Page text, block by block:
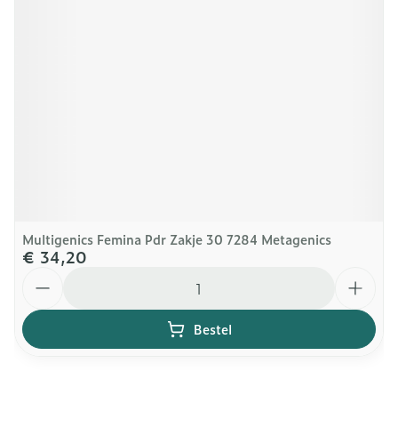
Multigenics Femina Pdr Zakje 30 7284 Metagenics
€ 34,20
Bestel